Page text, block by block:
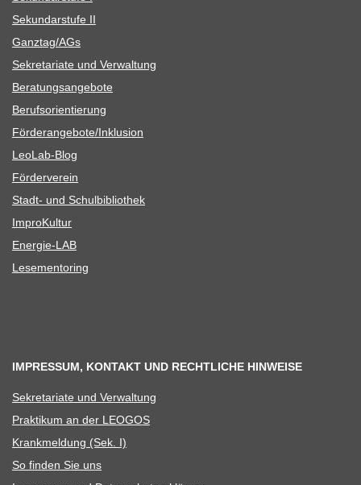
Sekun­dar­stufe II
Ganztag/​​AGs
Sekre­ta­riate und Verwaltung
Bera­tungs­an­ge­bote
Berufs­ori­en­tie­rung
Förderangebote/​​Inklusion
Leo­Lab-Blog
För­der­ver­ein
Stadt- und Schulbibliothek
Impro­Kul­tur
Ener­­gie-LAB
Lese­men­to­ring
IMPRESSUM, KONTAKT UND RECHTLICHE HINWEISE
Sekre­ta­riate und Verwaltung
Prak­ti­kum an der LEOGOS
Krank­mel­dung (Sek. I)
So fin­den Sie uns